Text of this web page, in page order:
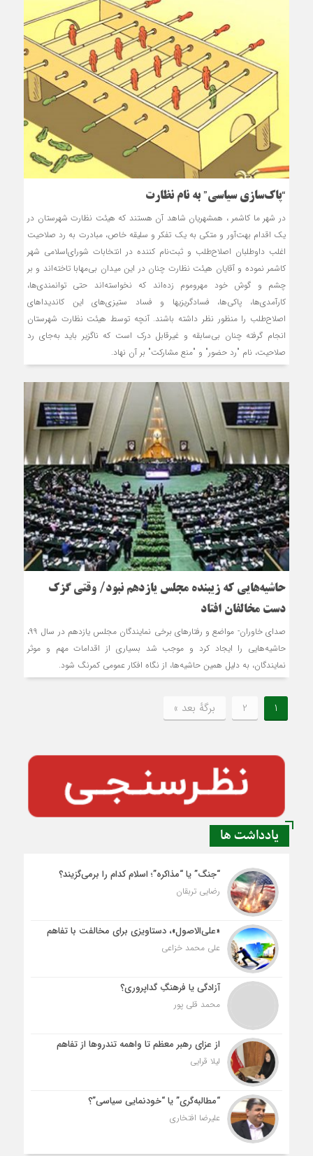
“پاک‌سازی سیاسی” به نام نظارت
در شهر ما کاشمر ، همشهریان شاهد آن هستند که هیئت نظارت شهرستان در
یک اقدام بهت‌آور و متکی به یک تفکر و سلیقه خاص، مبادرت به رد صلاحیت
اغلب داوطلبان اصلاح‌طلب و ثبت‌نام ‏کننده در انتخابات شورای‌اسلامی شهر
کاشمر نموده و آقایان هیئت نظارت چنان در این میدان بی‌مهابا تاخته‌اند و بر
چشم و گوش خود مهروموم زده‌اند که نخواسته‌اند حتی توانمندی‌ها،
کارآمدی‌ها، پاکی‌ها، فسادگریزی‏ها و فساد ستیزی‌های این کاندیداهای
اصلاح‌طلب را منظور نظر داشته باشند. آنچه توسط هیئت نظارت شهرستان
انجام گرفته چنان بی‌سابقه و غیرقابل درک است که ناگزیر باید به‌جای رد
صلاحیت، نام "رد حضور" و "منع مشارکت" بر آن نهاد.
حاشیه‌هایی که زیبنده مجلس یازدهم نبود/ وقتی گزک
دست مخالفان افتاد
صدای خاوران- مواضع و رفتارهای برخی نمایندگان مجلس یازدهم در سال ۹۹،
حاشیه‌هایی را ایجاد کرد و موجب شد بسیاری از اقدامات مهم و موثر
نمایندگان، به دلیل همین حاشیه‌ها، از نگاه افکار عمومی کمرنگ شود.
1
2 برگهٔ بعد »
یادداشت ها
“جنگ” یا “مذاکره”؛ اسلام کدام را برمی‌گزیند؟
رضایی تربقان
«علی‌الاصول»، دستاویزی برای مخالفت با تفاهم
علی محمد خزاعی
آزادگی یا فرهنگِ گداپروری؟
محمد قلی پور
از عزای رهبر معظم تا واهمه تندروها از تفاهم
لیلا قرایی
“مطالبه‌گری” یا “خودنمایی سیاسی”؟
علیرضا افتخاری